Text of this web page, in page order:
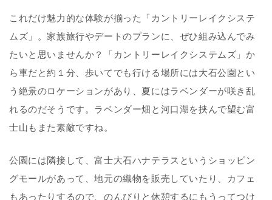
これだけ魅力的な体験が揃った「カントリーレイクシステ
ムズ」。家族旅行やデートのプランに、ぜひ組み込んでみ
たいと思いませんか？「カントリーレイクシステムズ」か
ら車だと約１分、歩いてでも行ける場所には大石公園とい
う絶景のロケーションがあり、夏にはラベンダーが咲き乱
れるのだそうです。ラベンダー畑と河口湖を挟んで望む富
士山もまた素敵ですね。
公園には隣接して、富士大石ハナテラスというショッピン
グモールがあって、地元の織物を販売していたり、カフェ
もあったりするので、のんびりと休憩するにもうってつけ